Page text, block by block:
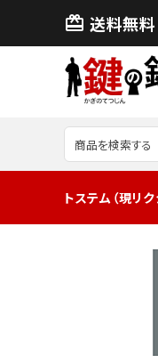
card_giftcard 送料無料
トステム（現リ